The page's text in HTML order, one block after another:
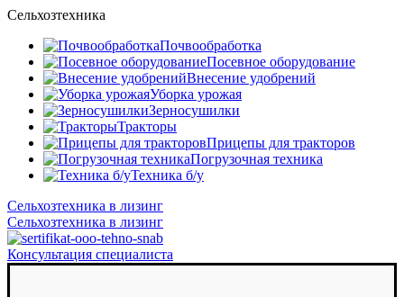
Сельхозтехника
Почвообработка
Посевное оборудование
Внесение удобрений
Уборка урожая
Зерносушилки
Тракторы
Прицепы для тракторов
Погрузочная техника
Техника б/у
Сельхозтехника в лизинг
Сельхозтехника в лизинг
Консультация специалиста